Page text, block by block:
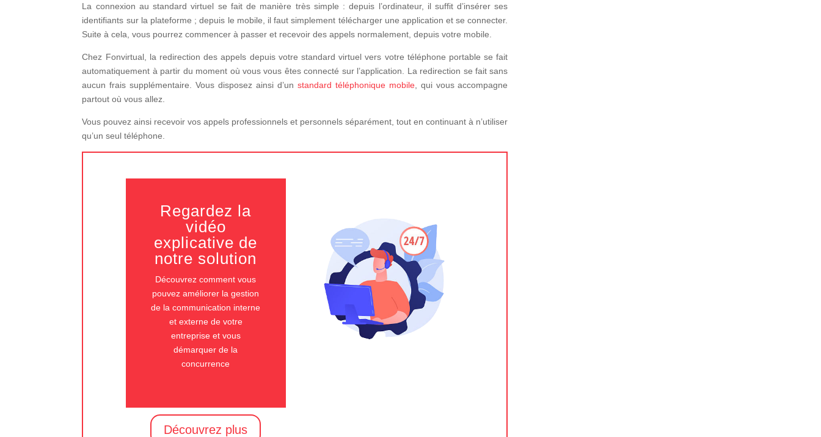
La connexion au standard virtuel se fait de manière très simple : depuis l’ordinateur, il suffit d’insérer ses
identifiants sur la plateforme ; depuis le mobile, il faut simplement télécharger une application et se connecter.
Suite à cela, vous pourrez commencer à passer et recevoir des appels normalement, depuis votre mobile.
Chez Fonvirtual, la redirection des appels depuis votre standard virtuel vers votre téléphone portable se fait
automatiquement à partir du moment où vous vous êtes connecté sur l’application. La redirection se fait sans
aucun frais supplémentaire. Vous disposez ainsi d’un standard téléphonique mobile, qui vous accompagne
partout où vous allez.
Vous pouvez ainsi recevoir vos appels professionnels et personnels séparément, tout en continuant à n’utiliser
qu’un seul téléphone.
Regardez la
vidéo
explicative de
notre solution
Découvrez comment vous
pouvez améliorer la gestion
de la communication interne
et externe de votre
entreprise et vous
démarquer de la
concurrence
Découvrez plus